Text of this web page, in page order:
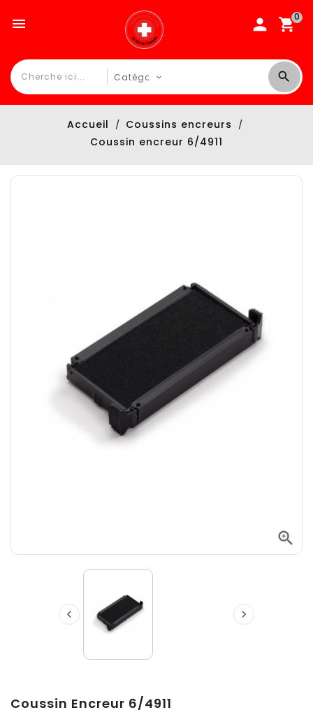
0

Accueil
Coussins encreurs
Coussin encreur 6/4911

 
Coussin Encreur 6/4911